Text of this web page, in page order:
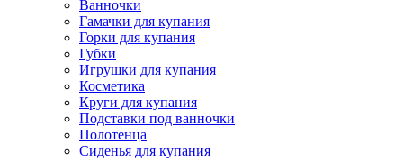
Ванночки
Гамачки для купания
Горки для купания
Губки
Игрушки для купания
Косметика
Круги для купания
Подставки под ванночки
Полотенца
Сиденья для купания